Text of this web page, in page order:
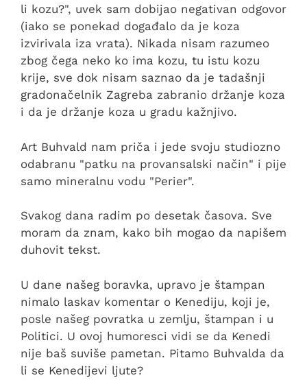
li kozu?", uvek sam dobijao negativan odgovor
(iako se ponekad događalo da je koza
izvirivala iza vrata). Nikada nisam razumeo
zbog čega neko ko ima kozu, tu istu kozu
krije, sve dok nisam saznao da je tadašnji
gradonačelnik Zagreba zabranio držanje koza
i da je držanje koza u gradu kažnjivo.
Art Buhvald nam priča i jede svoju studiozno
odabranu "patku na provansalski način" i pije
samo mineralnu vodu "Perier".
Svakog dana radim po desetak časova. Sve
moram da znam, kako bih mogao da napišem
duhovit tekst.
U dane našeg boravka, upravo je štampan
nimalo laskav komentar o Kenediju, koji je,
posle našeg povratka u zemlju, štampan i u
Politici. U ovoj humoresci vidi se da Kenedi
nije baš suviše pametan. Pitamo Buhvalda da
li se Kenedijevi ljute?